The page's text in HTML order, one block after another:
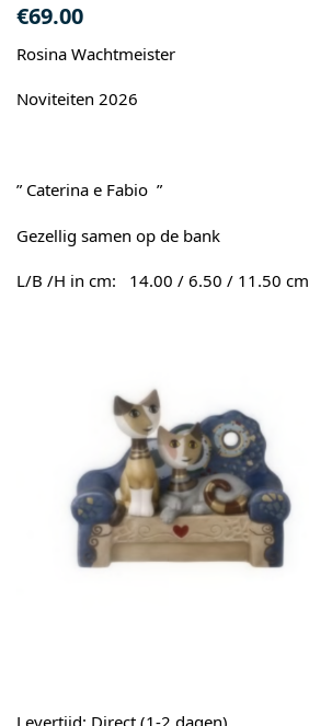
€69.00
Rosina Wachtmeister
Noviteiten 2026
” Caterina e Fabio ”
Gezellig samen op de bank
L/B /H in cm: 14.00 / 6.50 / 11.50 cm
Levertijd: Direct (1-2 dagen)